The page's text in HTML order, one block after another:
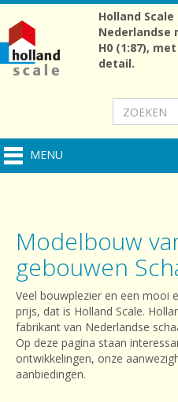
Holland
Nederlandse
H0 (1:87),
detail.
MENU
Modelbouw
gebouwen
Veel bouwplezier en een mooi
prijs, dat is Holland Scale.
fabrikant van Nederlandse
Op deze pagina staan
ontwikkelingen, onze
aanbiedingen.